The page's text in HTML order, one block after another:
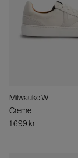
Milwauke W
Creme
1 699 kr